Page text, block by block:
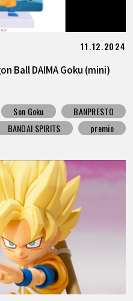
11.12.2024
Ball DAIMA Goku (mini)
Son Goku
BANPRESTO
BANDAI SPIRITS
premio